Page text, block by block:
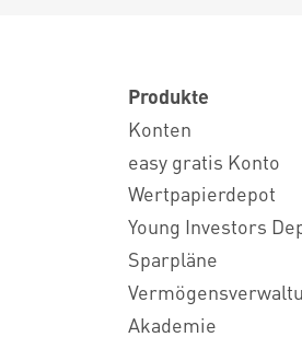
Produkte
Konten
easy gratis Konto
Wertpapierdepot
Young Investors
Sparpläne
Akademie